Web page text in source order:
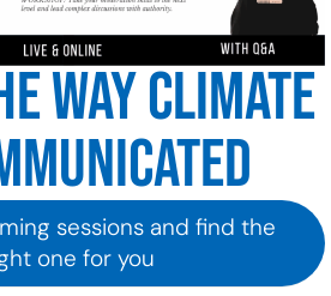
y suscríbete a nuestra
newsletter!
way climate
sessions and find the
one for you